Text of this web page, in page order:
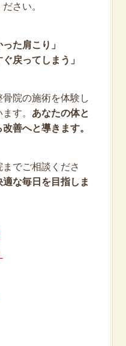
さい。
た肩こり」
戻ってしまう」
院の施術を体験し
す。 あなたの体と
善へと導きます。
でご相談くださ
な毎日を目指しま